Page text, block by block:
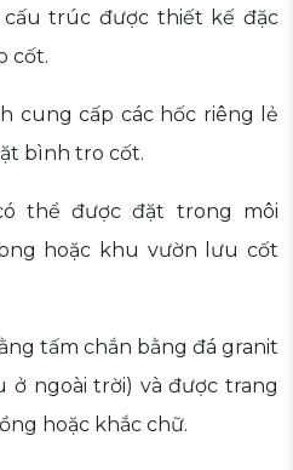
trúc được thiết kế đặc
cốt.
cung cấp các hốc riêng lẻ
bình tro cốt.
thể được đặt trong môi
hoặc khu vườn lưu cốt
tấm chắn bằng đá granit
ở ngoài trời) và được trang
hoặc khắc chữ.